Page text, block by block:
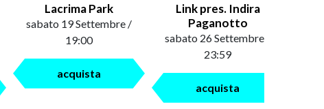
Lacrima Park
sabato 19 Settembre /
19:00
acquista
Link pres. Indira
Paganotto
sabato 26 Settembre /
23:59
acquista